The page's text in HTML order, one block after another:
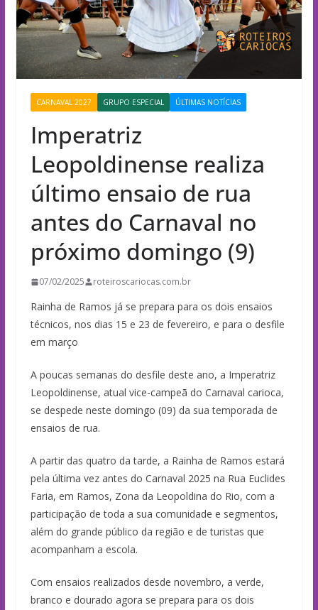
CARNAVAL 2027 GRUPO ESPECIAL ÚLTIMAS NOTÍCIAS
Imperatriz
Leopoldinense realiza
último ensaio de rua
antes do Carnaval no
próximo domingo (9)
07/02/2025 roteiroscariocas.com.br
Rainha de Ramos já se prepara para os dois ensaios
técnicos, nos dias 15 e 23 de fevereiro, e para o desfile
em março
A poucas semanas do desfile deste ano, a Imperatriz
Leopoldinense, atual vice-campeã do Carnaval carioca,
se despede neste domingo (09) da sua temporada de
ensaios de rua.
A partir das quatro da tarde, a Rainha de Ramos estará
pela última vez antes do Carnaval 2025 na Rua Euclides
Faria, em Ramos, Zona da Leopoldina do Rio, com a
participação de toda a sua comunidade e segmentos,
além do grande público da região e de turistas que
acompanham a escola.
Com ensaios realizados desde novembro, a verde,
branco e dourado agora se prepara para os dois